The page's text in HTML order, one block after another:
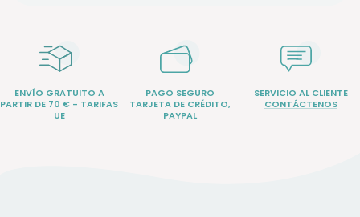
ENVÍO GRATUITO A
PARTIR DE 70 € - TARIFAS
PAGO SEGURO
TARJETA DE CRÉDITO,
SERVICIO AL CLIENTE